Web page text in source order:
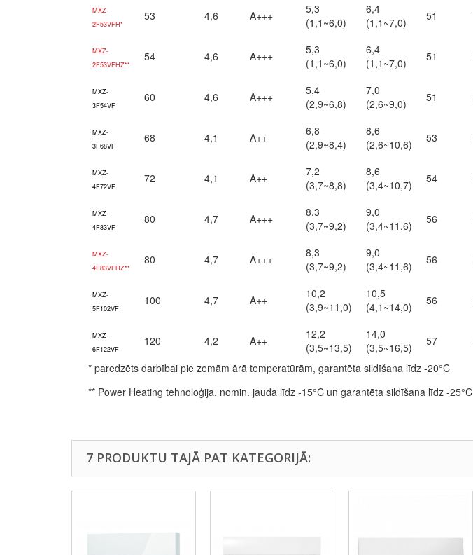
MXZ-
2F53VFH*
53 4,6 A+++
5,3
(1,1~6,0)
6,4
(1,1~7,0)
51
MXZ-
2F53VFHZ**
54 4,6 A+++
5,3
(1,1~6,0)
6,4
(1,1~7,0)
51
MXZ-
3F54VF
60 4,6 A+++
5,4
(2,9~6,8)
7,0
(2,6~9,0)
51
MXZ-
3F68VF
68 4,1 A++
6,8
(2,9~8,4)
8,6
(2,6~10,6)
53
MXZ-
4F72VF
72 4,1 A++
7,2
(3,7~8,8)
8,6
(3,4~10,7)
54
MXZ-
4F83VF
80 4,7 A+++
8,3
(3,7~9,2)
9,0
(3,4~11,6)
56
MXZ-
4F83VFHZ**
80 4,7 A+++
8,3
(3,7~9,2)
9,0
(3,4~11,6)
56
MXZ-
5F102VF
100 4,7 A++
10,2
(3,9~11,0)
10,5
(4,1~14,0)
56
MXZ-
6F122VF
120 4,2 A++
12,2
(3,5~13,5)
14,0
(3,5~16,5)
57
* paredzēts darbībai pie zemām ārā temperatūrām, garantēta sildīšana līdz -20°C
** Power Heating tehnoloģija, nomin. jauda līdz -15°C un garantēta sildīšana līdz -25°C
7 PRODUKTU TAJĀ PAT KATEGORIJĀ: